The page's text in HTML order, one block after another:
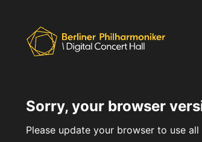
Sorry, your browser
Please update your browser to use